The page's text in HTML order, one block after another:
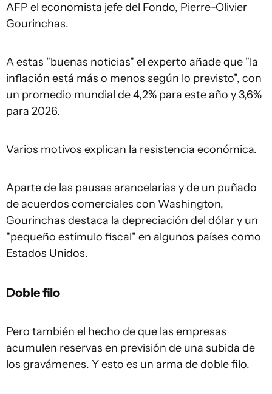
AFP el economista jefe del Fondo, Pierre-Olivier
Gourinchas.
A estas "buenas noticias" el experto añade que "la
inflación está más o menos según lo previsto", con
un promedio mundial de 4,2% para este año y 3,6%
para 2026.
Varios motivos explican la resistencia económica.
Aparte de las pausas arancelarias y de un puñado
de acuerdos comerciales con Washington,
Gourinchas destaca la depreciación del dólar y un
"pequeño estímulo fiscal" en algunos países como
Estados Unidos.
Doble filo
Pero también el hecho de que las empresas
acumulen reservas en previsión de una subida de
los gravámenes. Y esto es un arma de doble filo.